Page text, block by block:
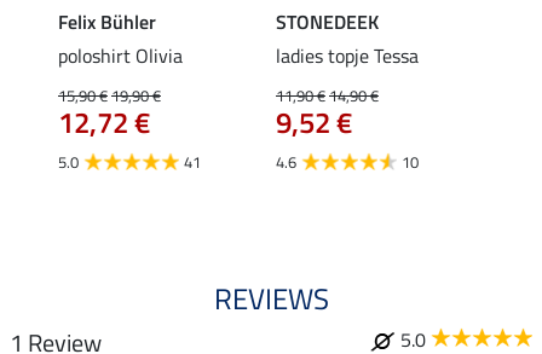
Felix Bühler
poloshirt Olivia
15,90 €19,90 €
12,72 €
5.0 41
STONEDEEK
ladies topje Tessa
11,90 €14,90 €
9,52 €
4.6 10
REVIEWS
1 Review
5.0